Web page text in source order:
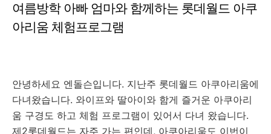
여름방학 아빠 엄마와 함께하는 롯데월드 아쿠
아리움 체험프로그램
안녕하세요 엔돌슨입니다. 지난주 롯데월드 아쿠아리움에
다녀왔습니다. 와이프와 딸아이와 함게 즐거운 아쿠아리
움 구경도 하고 체험 프로그램이 있어서 다녀 왔습니다.
제2롯데월드는 자주 가는 편인데, 아쿠아리움도 이번이